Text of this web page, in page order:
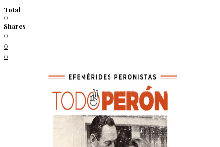
Total
0
Shares
0
0
0